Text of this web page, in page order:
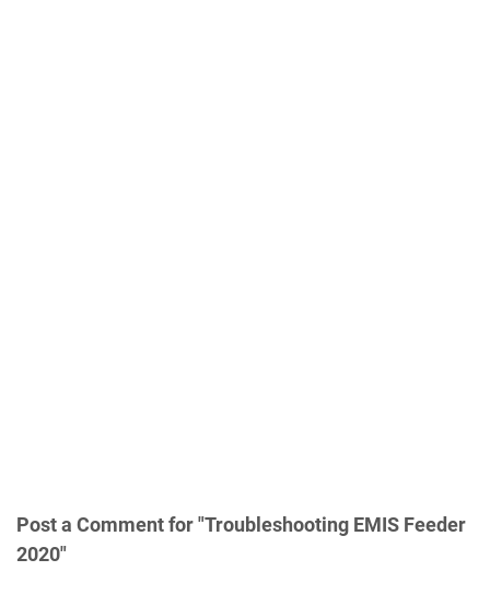
Post a Comment for "Troubleshooting EMIS Feeder
2020"